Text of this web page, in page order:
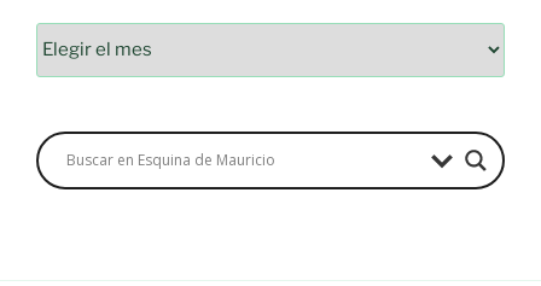
Archivos